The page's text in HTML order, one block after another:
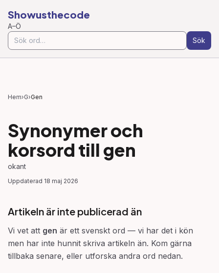
Showusthecode
A–Ö
Sök
Hem›G›Gen
Synonymer och
korsord till gen
okant
Uppdaterad 18 maj 2026
Artikeln är inte publicerad än
Vi vet att gen är ett svenskt ord — vi har det i kön
men har inte hunnit skriva artikeln än. Kom gärna
tillbaka senare, eller utforska andra ord nedan.